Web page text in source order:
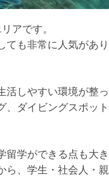
アです。
ても非常に人気があり
活しやすい環境が整っ
、ダイビングスポット
留学ができる点も大き
ら、学生・社会人・親